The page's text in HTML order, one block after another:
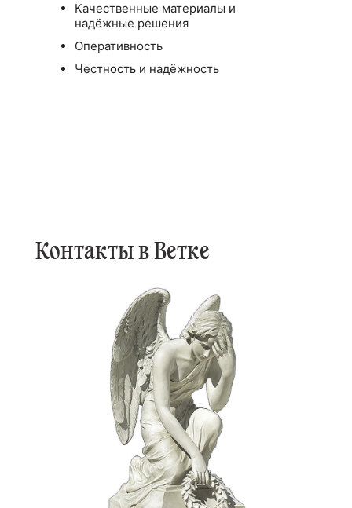
Качественные материалы и
надёжные решения
Оперативность
Честность и надёжность
Контакты в Ветке